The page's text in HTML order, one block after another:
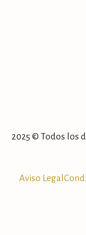
2025 © Todos los
Aviso Legal